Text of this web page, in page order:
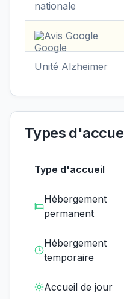
nationale
Avis Google
Unité Alzheimer
Types
Type d'accueil
Hébergement
permanent
Hébergement
temporaire
Accueil de jour